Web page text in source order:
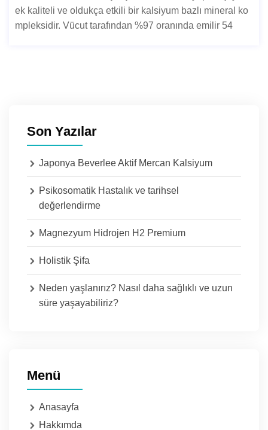
ek kaliteli ve oldukça etkili bir kalsiyum bazlı mineral ko
mpleksidir. Vücut tarafından %97 oranında emilir 54
Son Yazılar
Japonya Beverlee Aktif Mercan Kalsiyum
Psikosomatik Hastalık ve tarihsel
değerlendirme
Magnezyum Hidrojen H2 Premium
Holistik Şifa
Neden yaşlanırız? Nasıl daha sağlıklı ve uzun
süre yaşayabiliriz?
Menü
Anasayfa
Hakkımda